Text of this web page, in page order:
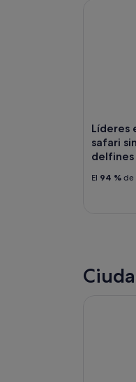
Líderes
safari
delfines
El 94 % de